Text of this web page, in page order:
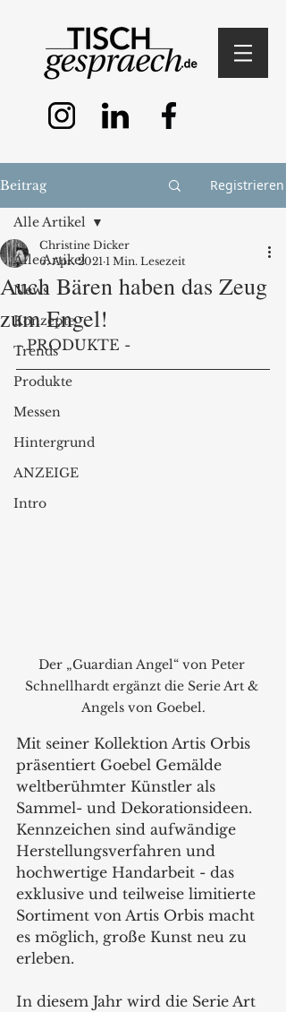
Beitrag Registrieren
Alle Artikel
News
Konzepte
Trends
Produkte
Messen
Hintergrund
ANZEIGE
Intro
Alle Artikel
Auch Bären haben das Zeug
zum Engel!
Christine Dicker
6. Apr. 2021 1 Min. Lesezeit
- PRODUKTE -
Der „Guardian Angel“ von Peter
Schnellhardt ergänzt die Serie Art &
Angels von Goebel.
Mit seiner Kollektion Artis Orbis
präsentiert Goebel Gemälde
weltberühmter Künstler als
Sammel- und Dekorationsideen.
Kennzeichen sind aufwändige
Herstellungsverfahren und
hochwertige Handarbeit - das
exklusive und teilweise limitierte
Sortiment von Artis Orbis macht
es möglich, große Kunst neu zu
erleben.
In diesem Jahr wird die Serie Art